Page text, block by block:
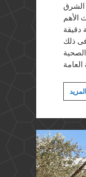
الشرق
الأهم
دقيقة
ذلك